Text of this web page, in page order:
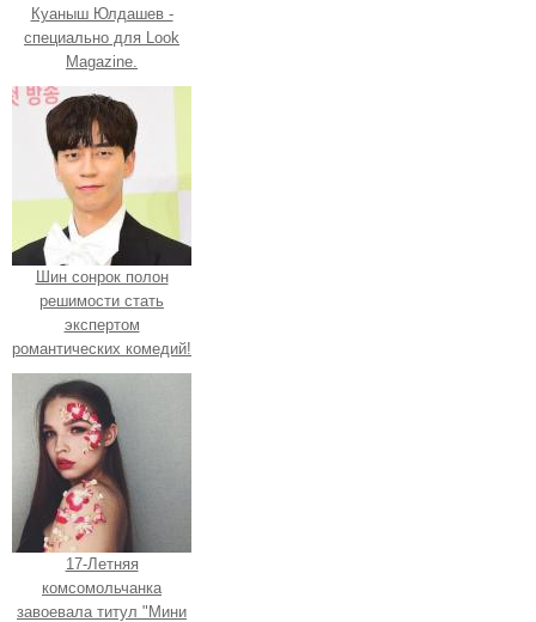
Куаныш Юлдашев -
специально для Look
Magazine.
Шин сонрок полон
решимости стать
экспертом
романтических комедий!
17-Летняя
комсомольчанка
завоевала титул "Мини